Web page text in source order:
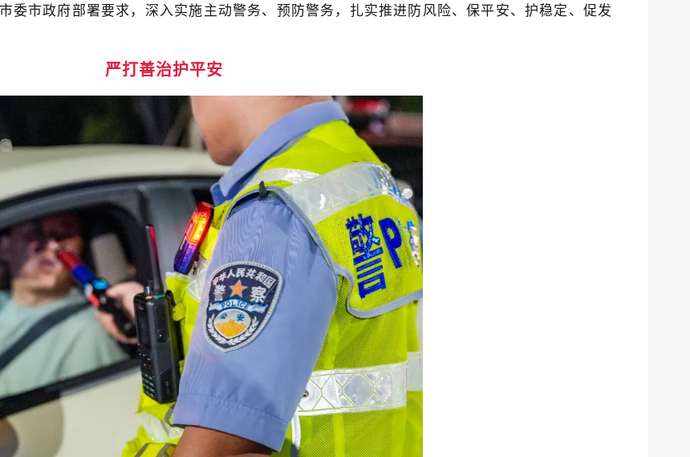
委市政府部署要求，深入实施主动警务、预防警务，扎实推进防风险、保平安、护稳定、促发
严打善治护平安